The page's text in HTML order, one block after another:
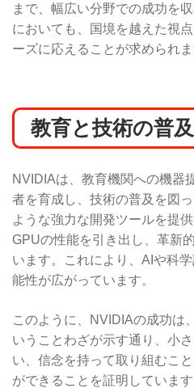
まで、幅広い分野での成功を
においても、国境を越えた視
ーズに応えることが求められま
教育と技術の普及
NVIDIAは、教育機関への機器
者を育成し、技術の普及を図
ような強力な開発ツールを提
GPUの性能を引き出し、革新
います。これにより、AIや科
能性が広がっています。
このように、NVIDIAの成功は
いうことわざが示す通り、小
い、信念を持って取り組むこ
ができることを証明していま